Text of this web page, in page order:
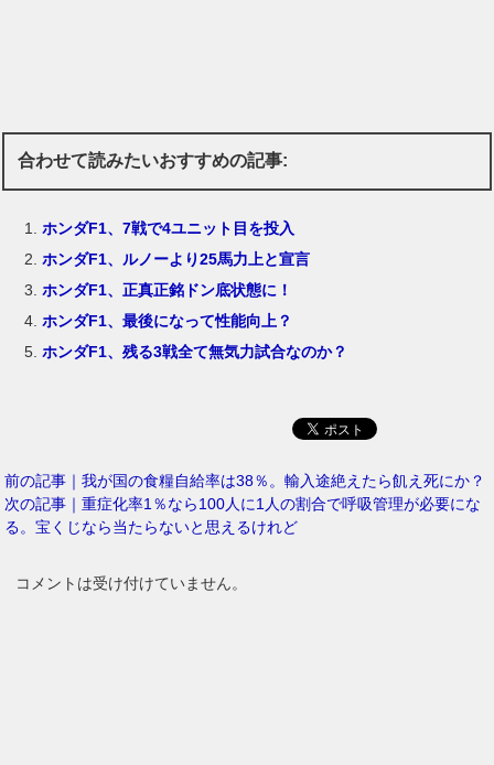
合わせて読みたいおすすめの記事:
ホンダF1、7戦で4ユニット目を投入
ホンダF1、ルノーより25馬力上と宣言
ホンダF1、正真正銘ドン底状態に！
ホンダF1、最後になって性能向上？
ホンダF1、残る3戦全て無気力試合なのか？
前の記事｜我が国の食糧自給率は38％。輸入途絶えたら飢え死にか？
次の記事｜重症化率1％なら100人に1人の割合で呼吸管理が必要にな
る。宝くじなら当たらないと思えるけれど
コメントは受け付けていません。